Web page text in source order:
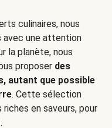
culinaires, nous
avec une attention
la planète, nous
proposer des
autant que possible
. Cette sélection
en saveurs, pour